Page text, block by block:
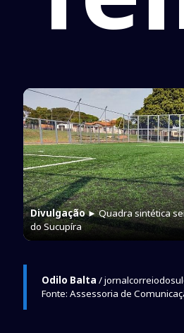
Divulgação► Quadra sintética
do Sucupíra
Odilo Balta /
Fonte: Assessoria de